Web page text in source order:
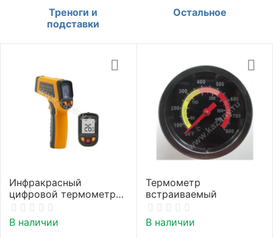
Треноги и
подставки
Остальное
Инфракрасный
цифровой термометр
(пирометр)
В наличии
Термометр
встраиваемый
В наличии